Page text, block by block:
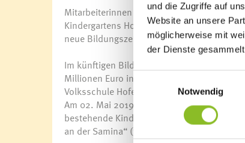
und die Zugriffe auf
Website an unsere
möglicherweise mit
der Dienste
Einwilligungsauswahl
Notwendig
Mitarbeiterinnen aller vier Gemeinde-
Kindergartens Hofen in die Energiefabrik
neue Bildungszentrum Frastanz-Hofen
Im künftigen Bildungszentrum Frastanz-
Millionen Euro investiert, sollen ab Februar
Volksschule Hofen unter einem
Am 02. Mai 2019 ist der offizielle
bestehende Kindergarten abgebrochen.
an der Samina“ (früher Kinderbetreuung